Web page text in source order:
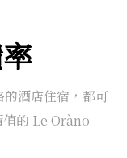
酒店住宿，都可
值的 Le Oràno